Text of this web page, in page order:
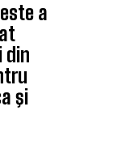
a
din
şi